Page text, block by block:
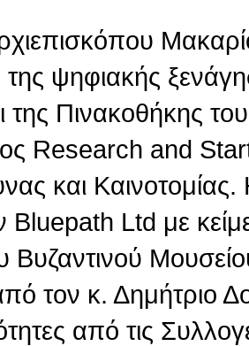
ψηφιακής
της Πινακοθήκης
Research and
και
Βluepath Ltd με
Βυζαντινού
τον κ. Δημήτριο
από τις